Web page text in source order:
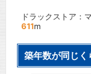
ドラックストア：
611m
築年数が同じく